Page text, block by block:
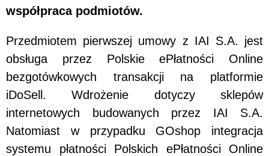
współpraca podmiotów.
Przedmiotem pierwszej umowy z IAI S.A. jest
obsługa przez Polskie ePłatności Online
bezgotówkowych transakcji na platformie
iDoSell. Wdrożenie dotyczy sklepów
internetowych budowanych przez IAI S.A.
Natomiast w przypadku GOshop integracja
systemu płatności Polskich ePłatności Online